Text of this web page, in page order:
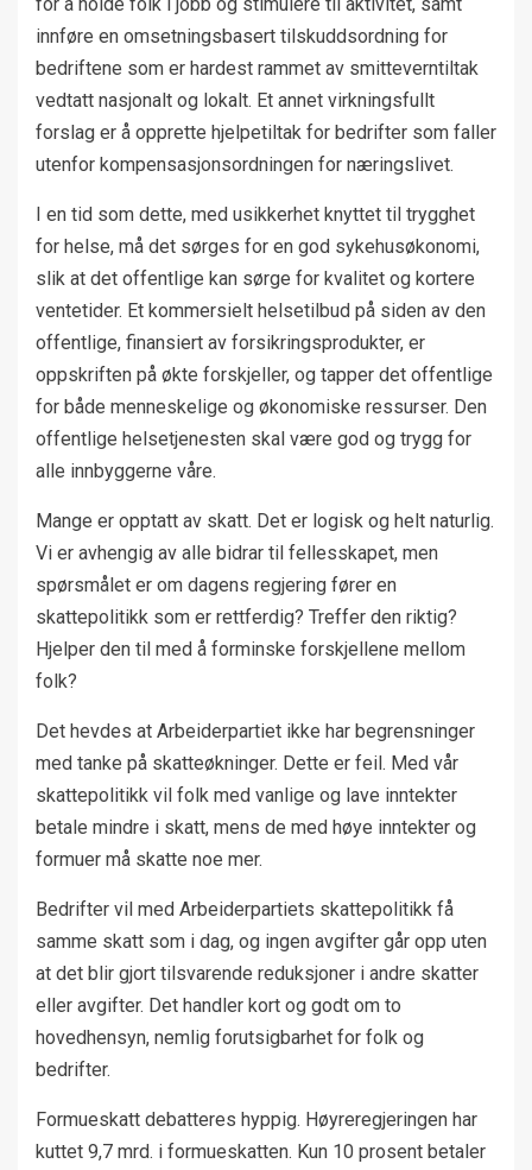
innføre en omsetningsbasert tilskuddsordning for
bedriftene som er hardest rammet av smitteverntiltak
vedtatt nasjonalt og lokalt. Et annet virkningsfullt
forslag er å opprette hjelpetiltak for bedrifter som faller
utenfor kompensasjonsordningen for næringslivet.
I en tid som dette, med usikkerhet knyttet til trygghet
for helse, må det sørges for en god sykehusøkonomi,
slik at det offentlige kan sørge for kvalitet og kortere
ventetider. Et kommersielt helsetilbud på siden av den
offentlige, finansiert av forsikringsprodukter, er
oppskriften på økte forskjeller, og tapper det offentlige
for både menneskelige og økonomiske ressurser. Den
offentlige helsetjenesten skal være god og trygg for
alle innbyggerne våre.
Mange er opptatt av skatt. Det er logisk og helt naturlig.
Vi er avhengig av alle bidrar til fellesskapet, men
spørsmålet er om dagens regjering fører en
skattepolitikk som er rettferdig? Treffer den riktig?
Hjelper den til med å forminske forskjellene mellom
folk?
Det hevdes at Arbeiderpartiet ikke har begrensninger
med tanke på skatteøkninger. Dette er feil. Med vår
skattepolitikk vil folk med vanlige og lave inntekter
betale mindre i skatt, mens de med høye inntekter og
formuer må skatte noe mer.
Bedrifter vil med Arbeiderpartiets skattepolitikk få
samme skatt som i dag, og ingen avgifter går opp uten
at det blir gjort tilsvarende reduksjoner i andre skatter
eller avgifter. Det handler kort og godt om to
hovedhensyn, nemlig forutsigbarhet for folk og
bedrifter.
Formueskatt debatteres hyppig. Høyreregjeringen har
kuttet 9,7 mrd. i formueskatten. Kun 10 prosent betaler